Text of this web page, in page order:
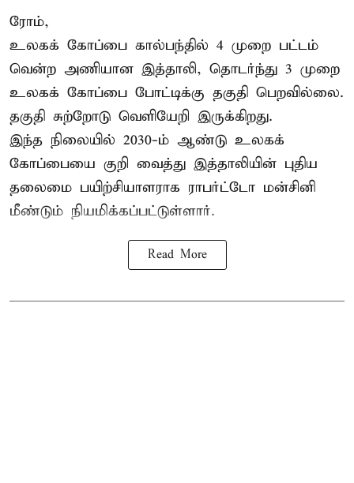
ரோம்,
உலகக் கோப்பை கால்பந்தில் 4 முறை பட்டம்
வென்ற அணியான இத்தாலி, தொடர்ந்து 3 முறை
உலகக் கோப்பை போட்டிக்கு தகுதி பெறவில்லை.
தகுதி சுற்றோடு வெளியேறி இருக்கிறது.
இந்த நிலையில் 2030-ம் ஆண்டு உலகக்
கோப்பையை குறி வைத்து இத்தாலியின் புதிய
தலைமை பயிற்சியாளராக ராபர்ட்டோ மன்சினி
மீண்டும் நியமிக்கப்பட்டுள்ளார்.
Read More